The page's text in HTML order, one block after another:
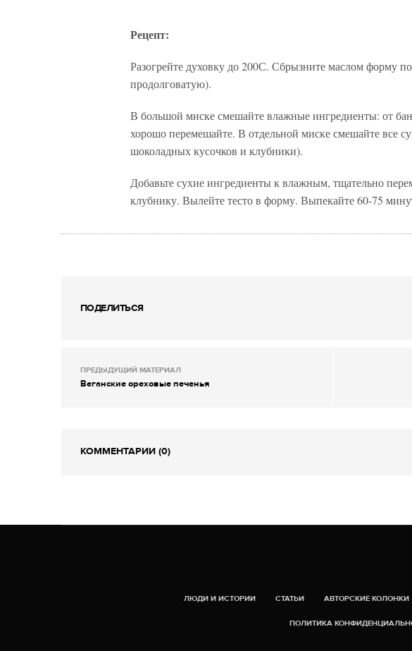
Рецепт:
Разогрейте духовку до 200С. Сбрызните маслом форму
продолговатую).
В большой миске смешайте влажные ингредиенты: от
хорошо перемешайте. В отдельной миске смешайте все
шоколадных кусочков и клубники).
Добавьте сухие ингредиенты к влажным, тщательно
клубнику. Вылейте тесто в форму. Выпекайте 60-75
ПОДЕЛИТЬСЯ
ПРЕДЫДУЩИЙ МАТЕРИАЛ
Веганские ореховые печенья
КОММЕНТАРИИ (0)
ЛЮДИ И ИСТОРИИ СТАТЬИ АВТОРСКИЕ КОЛОНКИ
ПОЛИТИКА